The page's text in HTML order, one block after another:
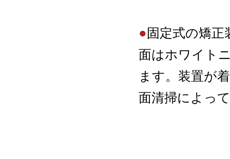
● 固定式の矯
面はホワイト
ます。装置が
面清掃によっ